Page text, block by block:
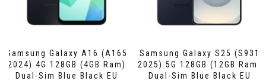
Samsung Galaxy A16 (A165
2024) 4G 128GB (4GB Ram)
Dual-Sim Blue Black EU
Samsung Galaxy S25 (S931
2025) 5G 128GB (12GB Ram)
Dual-Sim Blue Black EU